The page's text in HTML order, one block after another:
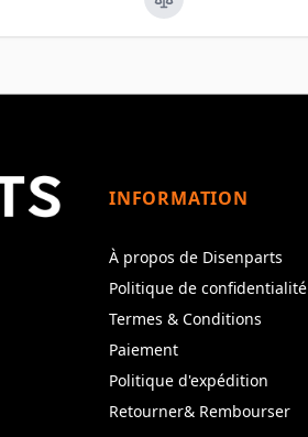
INFORMATION
À propos de Disenparts
Politique de confidentialité
Termes & Conditions
Paiement
Politique d'expédition
Retourner& Rembourser